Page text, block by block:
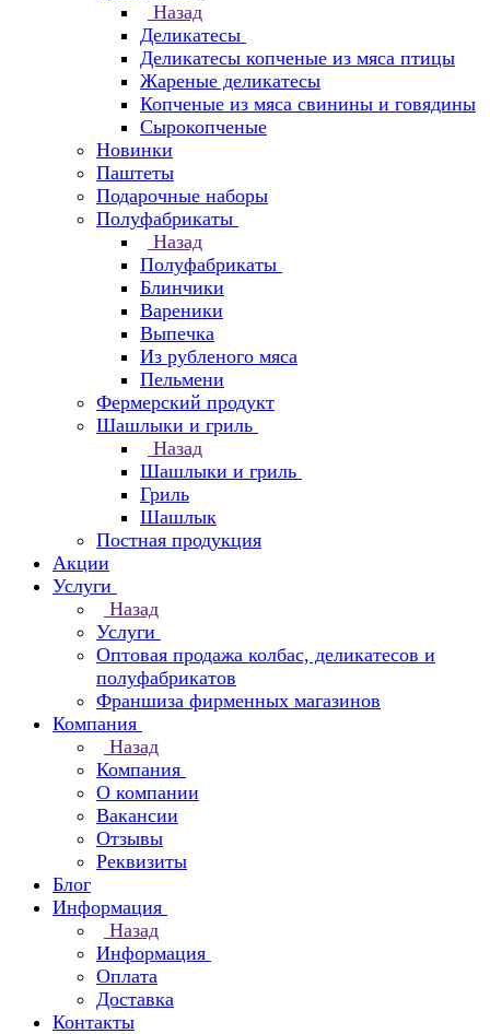
Назад
Деликатесы
Деликатесы копченые из мяса птицы
Жареные деликатесы
Копченые из мяса свинины и говядины
Сырокопченые
Новинки
Паштеты
Подарочные наборы
Полуфабрикаты
Назад
Полуфабрикаты
Блинчики
Вареники
Выпечка
Из рубленого мяса
Пельмени
Фермерский продукт
Шашлыки и гриль
Назад
Шашлыки и гриль
Гриль
Шашлык
Постная продукция
Акции
Услуги
Назад
Услуги
Оптовая продажа колбас, деликатесов и
полуфабрикатов
Франшиза фирменных магазинов
Компания
Назад
Компания
О компании
Вакансии
Отзывы
Реквизиты
Блог
Информация
Назад
Информация
Оплата
Доставка
Контакты